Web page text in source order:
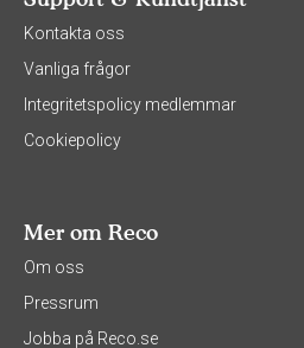
Kontakta oss
Vanliga frågor
Integritetspolicy medlemmar
Cookiepolicy
Mer om Reco
Om oss
Pressrum
Jobba på Reco.se